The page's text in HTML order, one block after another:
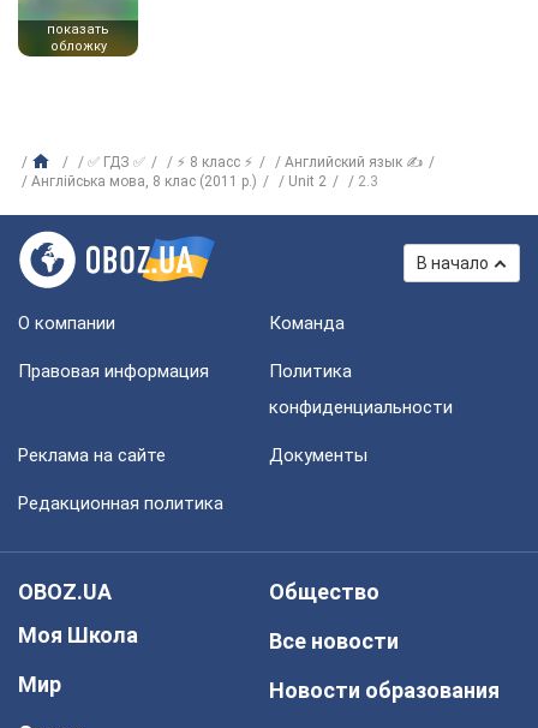
показать
обложку
✅ ГДЗ ✅ ⚡ 8 класс ⚡
Английский язык ✍
Англійська мова, 8 клас (2011 р.)
Unit 2 2.3
В начало
О компании Команда
Правовая информация
Политика
конфиденциальности
Реклама на сайте Документы
Редакционная политика
OBOZ.UA
Моя Школа
Мир
Общество
Все новости
Новости образования